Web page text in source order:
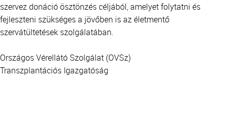
szervez donáció ösztönzés céljából, amelyet folytatni és
fejleszteni szükséges a jövőben is az életmentő
szervátültetések szolgálatában.
Országos Vérellátó Szolgálat (OVSz)
Transzplantációs Igazgatóság